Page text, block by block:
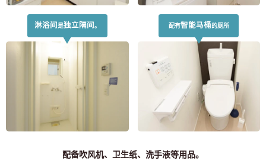
淋浴间是独立隔间。 配有智能马桶的厕所
配备吹风机、卫生纸、洗手液等用品。